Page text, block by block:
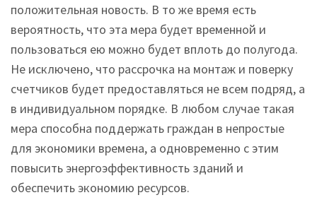
положительная новость. В то же время есть
вероятность, что эта мера будет временной и
пользоваться ею можно будет вплоть до полугода.
Не исключено, что рассрочка на монтаж и поверку
счетчиков будет предоставляться не всем подряд, а
в индивидуальном порядке. В любом случае такая
мера способна поддержать граждан в непростые
для экономики времена, а одновременно с этим
повысить энергоэффективность зданий и
обеспечить экономию ресурсов.